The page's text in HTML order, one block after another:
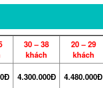
30 – 38
khách
20 – 29
khách
4.300.000Đ 4.480.000Đ